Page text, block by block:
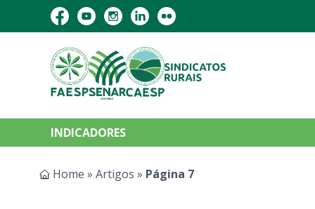
INDICADORES
Home » Artigos » Página 7